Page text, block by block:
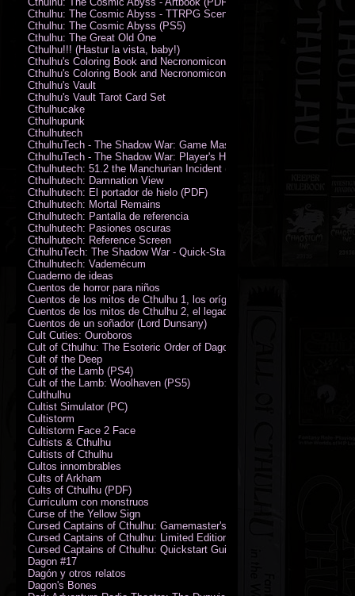
Cthulhu: The Cosmic Abyss - TTRPG Scenario - Arkham Horror (PDF)
Cthulhu: The Cosmic Abyss (PS5)
Cthulhu: The Great Old One
Cthulhu!!! (Hastur la vista, baby!)
Cthulhu's Coloring Book and Necronomicon of Sunny Day Doings
Cthulhu's Coloring Book and Necronomicon of Sunny Day Doings New
Cthulhu's Vault
Cthulhu's Vault Tarot Card Set
Cthulhucake
Cthulhupunk
Cthulhutech
CthulhuTech - The Shadow War: Game Master's Guide (PDF)
CthulhuTech - The Shadow War: Player's Handbook (PDF)
Cthulhutech: 51.2 the Manchurian Incident (PDF)
Cthulhutech: Damnation View
Cthulhutech: El portador de hielo (PDF)
Cthulhutech: Mortal Remains
Cthulhutech: Pantalla de referencia
Cthulhutech: Pasiones oscuras
Cthulhutech: Reference Screen
CthulhuTech: The Shadow War - Quick-Start Rules (PDF)
Cthulhutech: Vademécum
Cuaderno de ideas
Cuentos de horror para niños
Cuentos de los mitos de Cthulhu 1, los orígenes
Cuentos de los mitos de Cthulhu 2, el legado
Cuentos de un soñador (Lord Dunsany)
Cult Cuties: Ouroboros
Cult of Cthulhu: The Esoteric Order of Dagon Vol.1: Book One
Cult of the Deep
Cult of the Lamb (PS4)
Cult of the Lamb: Woolhaven (PS5)
Culthulhu
Cultist Simulator (PC)
Cultistorm
Cultistorm Face 2 Face
Cultists & Cthulhu
Cultists of Cthulhu
Cultos innombrables
Cults of Arkham
Cults of Cthulhu (PDF)
Currículum con monstruos
Curse of the Yellow Sign
Cursed Captains of Cthulhu: Gamemaster's Toolkit & Dice
Cursed Captains of Cthulhu: Limited Edition
Cursed Captains of Cthulhu: Quickstart Guide (PDF)
Dagon #17
Dagón y otros relatos
Dagon's Bones